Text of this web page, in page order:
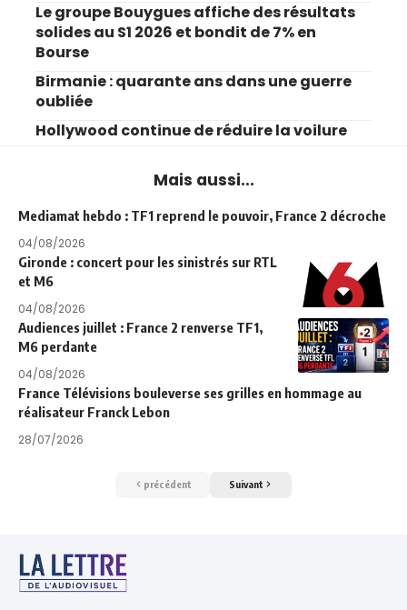
Le groupe Bouygues affiche des résultats
solides au S1 2026 et bondit de 7% en
Bourse
Birmanie : quarante ans dans une guerre
oubliée
Hollywood continue de réduire la voilure
Mais aussi...
Mediamat hebdo : TF1 reprend le pouvoir, France 2 décroche
04/08/2026
Gironde : concert pour les sinistrés sur RTL
et M6
04/08/2026
Audiences juillet : France 2 renverse TF1,
M6 perdante
04/08/2026
France Télévisions bouleverse ses grilles en hommage au
réalisateur Franck Lebon
28/07/2026
précédent Suivant